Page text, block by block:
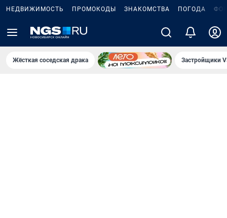
НЕДВИЖИМОСТЬ ПРОМОКОДЫ ЗНАКОМСТВА ПОГОДА
Жёсткая соседская драка Застройщики